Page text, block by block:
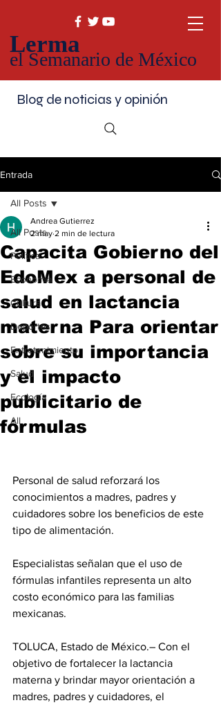
Lerma
el Semanario de México
Blog de noticias y opinión
Entrada
All Posts
Política
Economía
Cultura
Deportes
Entretenimiento
Salud
Ecología
All
All Posts
Capacita Gobierno del
EdoMex a personal de
salud en lactancia
materna Para orientar
sobre su importancia
y el impacto
publicitario de
fórmulas
Andrea Gutierrez
2 may 2 min de lectura
Personal de salud reforzará los
conocimientos a madres, padres y
cuidadores sobre los beneficios de este
tipo de alimentación.
Especialistas señalan que el uso de
fórmulas infantiles representa un alto
costo económico para las familias
mexicanas.
TOLUCA, Estado de México.– Con el
objetivo de fortalecer la lactancia
materna y brindar mayor orientación a
madres, padres y cuidadores, el